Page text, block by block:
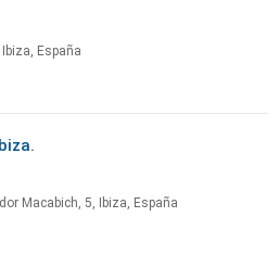
España
Macabich, 5, Ibiza, España